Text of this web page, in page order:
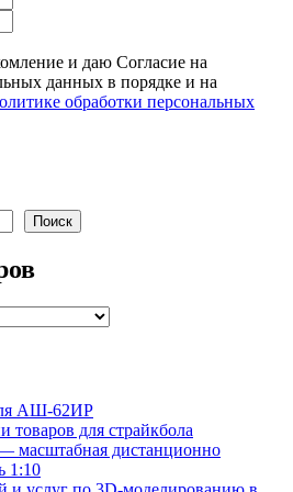
и даю Согласие на
данных в порядке и на
обработки персональных
Поиск
АШ-62ИР
товаров для страйкбола
масштабная дистанционно
1:10